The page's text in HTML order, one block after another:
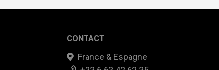
CONTACT
France & Espagne